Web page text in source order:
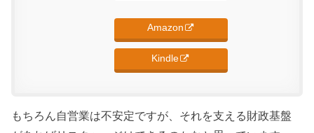
Amazon
Kindle
もちろん自営業は不安定ですが、それを支える財政基盤